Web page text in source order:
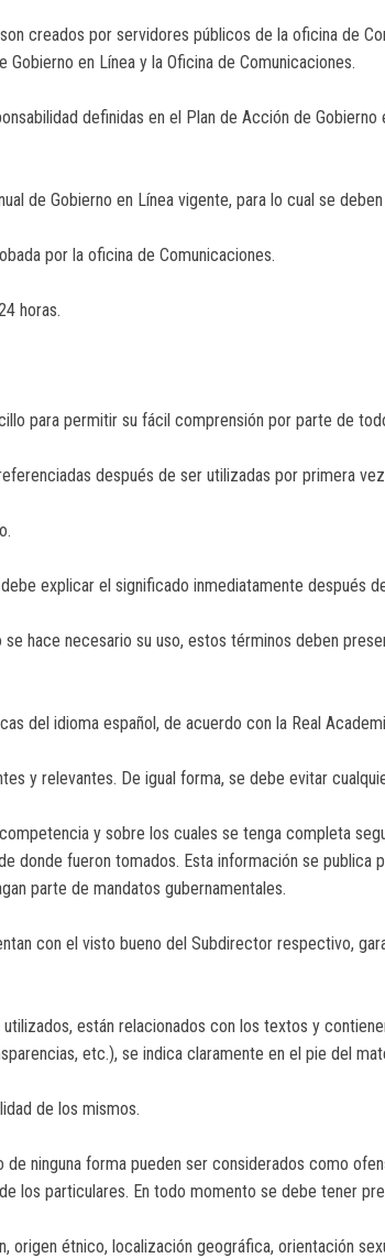
creados por servidores públicos de la oficina de
en Línea y la Oficina de Comunicaciones.
definidas en el Plan de Acción de
de Gobierno en Línea vigente, para lo cual se
por la oficina de Comunicaciones.
horas.
para permitir su fácil comprensión por parte de
después de ser utilizadas por primera
explicar el significado inmediatamente después
hace necesario su uso, estos términos deben
del idioma español, de acuerdo con la Real
y relevantes. De igual forma, se debe evitar
y sobre los cuales se tenga completa
donde fueron tomados. Esta información se
parte de mandatos gubernamentales.
con el visto bueno del Subdirector respectivo,
están relacionados con los textos y
etc.), se indica claramente en el pie del
de los mismos.
ninguna forma pueden ser considerados como
los particulares. En todo momento se debe tener
origen étnico, localización geográfica, orientación